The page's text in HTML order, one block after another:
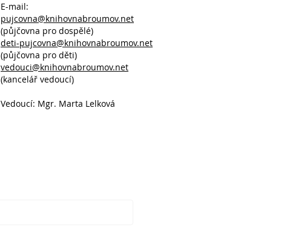
E-mail:
pujcovna@knihovnabroumov.net
(půjčovna pro dospělé)
deti-pujcovna@knihovnabroumov.net
(půjčovna pro děti)
vedouci@knihovnabroumov.net
(kancelář vedoucí)
Vedoucí: Mgr. Marta Lelková